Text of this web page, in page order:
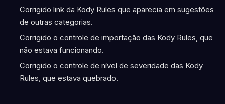
Corrigido link da Kody Rules que aparecia em sugestões
de outras categorias.
Corrigido o controle de importação das Kody Rules, que
não estava funcionando.
Corrigido o controle de nível de severidade das Kody
Rules, que estava quebrado.